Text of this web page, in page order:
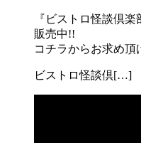
『ビストロ怪談倶
販売中!!
コチラからお求め頂
ビストロ怪談倶[…]